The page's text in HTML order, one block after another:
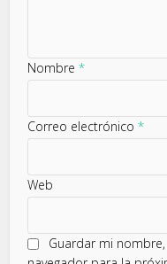
Nombre*
Correo electrónico*
Web
Guardar mi